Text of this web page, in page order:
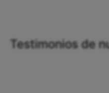
Testimonios de